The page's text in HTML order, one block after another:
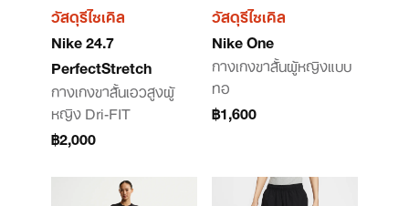
วัสดุรีไซเคิล
Nike 24.7
PerfectStretch
กางเกงขาสั้นเอวสูงผู้
หญิง Dri-FIT
฿2,000
วัสดุรีไซเคิล
Nike One
กางเกงขาสั้นผู้หญิงแบบ
ทอ
฿1,600